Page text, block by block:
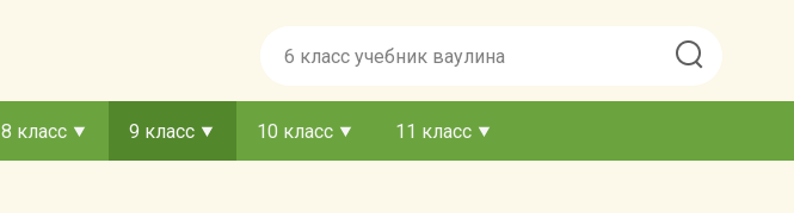
8 класс 9 класс 10 класс 11 класс